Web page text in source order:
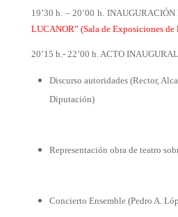
19’30 h. – 20’00 h. INAUGURACIÓN
LUCANOR” (Sala de Exposiciones de
20’15 h.- 22’00 h. ACTO
Discurso autoridades (Rector,
Diputación)
Representación obra de teatro
Concierto Ensemble (Pedro A.